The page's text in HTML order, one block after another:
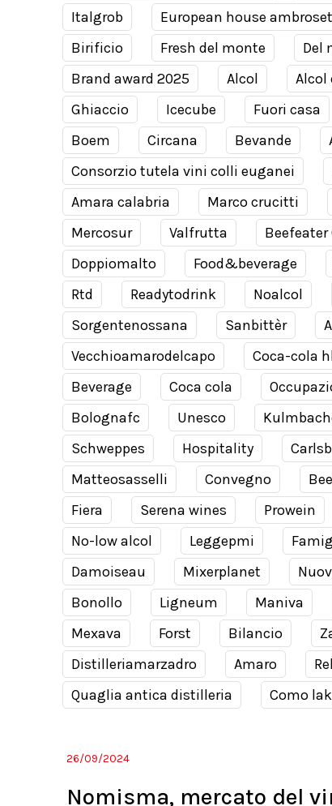
Italgrob
European house
Birificio
Fresh del monte Del
Brand award 2025
Alcol Alcol
Ghiaccio
Icecube Fuori casa
Boem
Circana Bevande
Consorzio tutela vini colli euganei
Amara calabria
Marco crucitti
Mercosur
Valfrutta Beefeater
Doppiomalto
Food&beverage
Rtd
Readytodrink Noalcol
Sorgentenossana
Sanbittèr
Vecchioamarodelcapo
Coca-cola
Beverage
Coca cola
Bolognafc
Unesco
Schweppes
Hospitality
Matteosasselli
Convegno
Fiera
Serena wines Prowein
No-low alcol
Leggepmi
Damoiseau
Mixerplanet
Bonollo
Ligneum Maniva
Mexava
Forst Bilancio
Distilleriamarzadro
Amaro
Quaglia antica distilleria
Como
26/09/2024
Nomisma, mercato del